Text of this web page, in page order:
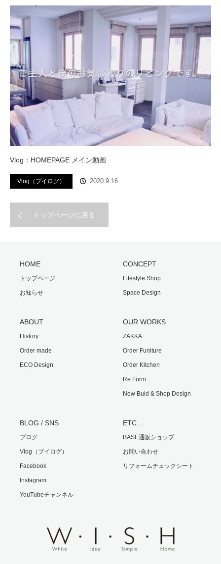
Vlog：HOMEPAGE メイン動画
Vlog（ブイログ） 2020.9.16
トップページに戻る
HOME
トップページ
お知らせ
CONCEPT
Lifestyle Shop
Space Design
ABOUT
History
Order made
ECO Design
OUR WORKS
ZAKKA
Order Funiture
Order Kitchen
Re Form
New Buid & Shop Design
BLOG / SNS
ブログ
Vlog（ブイログ）
Facebook
Instagram
YouTubeチャンネル
ETC…
BASE通販ショップ
お問い合わせ
リフォームチェックシート